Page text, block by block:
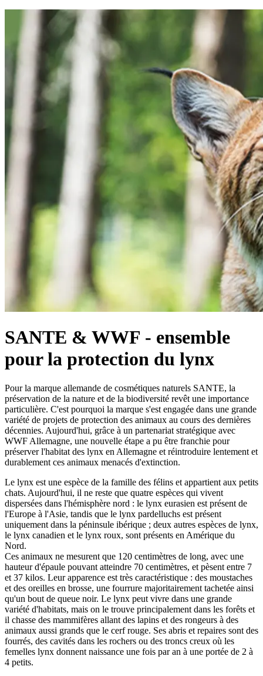
SANTE & WWF - ensemble
pour la protection du lynx
Pour la marque allemande de cosmétiques naturels SANTE, la
préservation de la nature et de la biodiversité revêt une importance
particulière. C'est pourquoi la marque s'est engagée dans une grande
variété de projets de protection des animaux au cours des dernières
décennies. Aujourd'hui, grâce à un partenariat stratégique avec
WWF Allemagne, une nouvelle étape a pu être franchie pour
préserver l'habitat des lynx en Allemagne et réintroduire lentement et
durablement ces animaux menacés d'extinction.
Le lynx est une espèce de la famille des félins et appartient aux petits
chats. Aujourd'hui, il ne reste que quatre espèces qui vivent
dispersées dans l'hémisphère nord : le lynx eurasien est présent de
l'Europe à l'Asie, tandis que le lynx pardelluchs est présent
uniquement dans la péninsule ibérique ; deux autres espèces de lynx,
le lynx canadien et le lynx roux, sont présents en Amérique du
Nord.
Ces animaux ne mesurent que 120 centimètres de long, avec une
hauteur d'épaule pouvant atteindre 70 centimètres, et pèsent entre 7
et 37 kilos. Leur apparence est très caractéristique : des moustaches
et des oreilles en brosse, une fourrure majoritairement tachetée ainsi
qu'un bout de queue noir. Le lynx peut vivre dans une grande
variété d'habitats, mais on le trouve principalement dans les forêts et
il chasse des mammifères allant des lapins et des rongeurs à des
animaux aussi grands que le cerf rouge. Ses abris et repaires sont des
fourrés, des cavités dans les rochers ou des troncs creux où les
femelles lynx donnent naissance une fois par an à une portée de 2 à
4 petits.